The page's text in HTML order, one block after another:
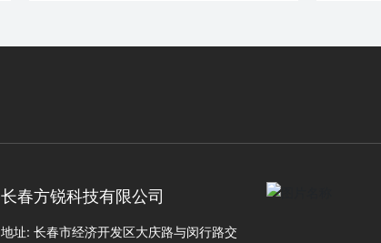
长春方锐科技有限公司
地址: 长春市经济开发区大庆路与闵行路交